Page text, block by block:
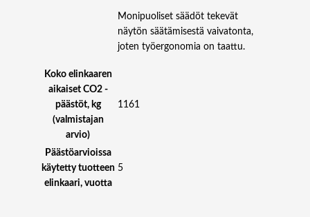
Monipuoliset säädöt tekevät
näytön säätämisestä vaivatonta,
joten työergonomia on taattu.
Koko elinkaaren
aikaiset CO2 -
päästöt, kg
(valmistajan
arvio)
1161
Päästöarvioissa
käytetty tuotteen
elinkaari, vuotta
5